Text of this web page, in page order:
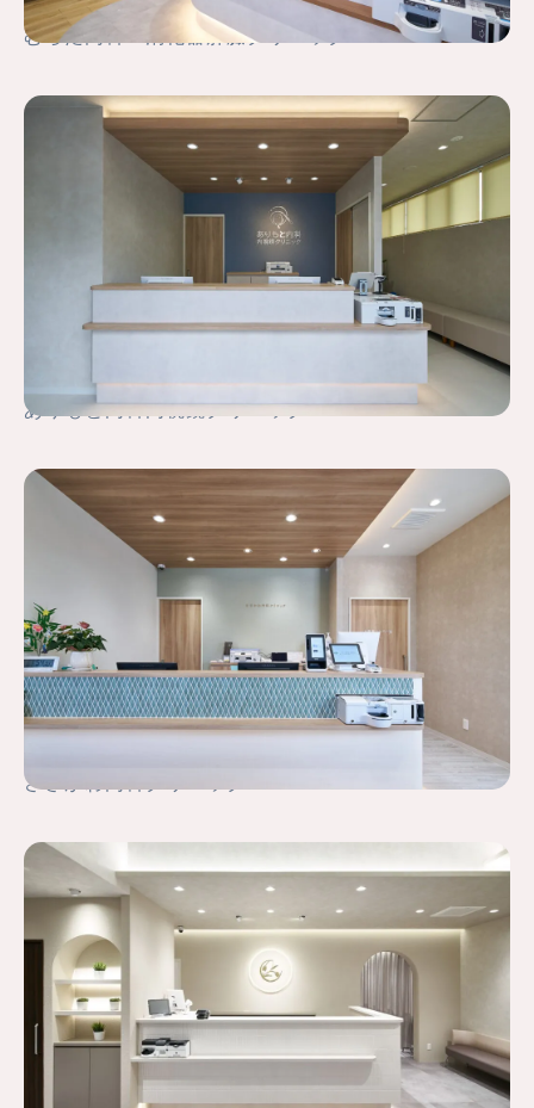
むらた内科・消化器肝臓クリニック
ありもと内科内視鏡クリニック
ささかわ内科クリニック